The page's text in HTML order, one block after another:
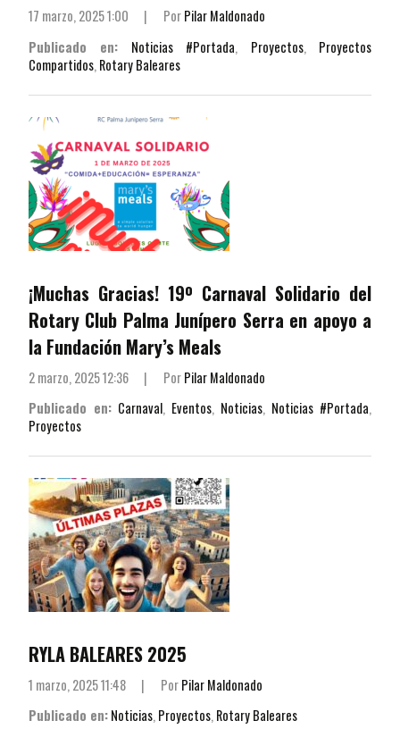
17 marzo, 2025 1:00 | PorPilar Maldonado
Publicado en:
Noticias #Portada, Proyectos, Proyectos
Compartidos, Rotary Baleares
¡Muchas Gracias! 19º Carnaval Solidario del
Rotary Club Palma Junípero Serra en apoyo a
la Fundación Mary’s Meals
2 marzo, 2025 12:36 | PorPilar Maldonado
Publicado en: Carnaval, Eventos, Noticias, Noticias #Portada,
Proyectos
RYLA BALEARES 2025
1 marzo, 2025 11:48 | PorPilar Maldonado
Publicado en:Noticias, Proyectos, Rotary Baleares